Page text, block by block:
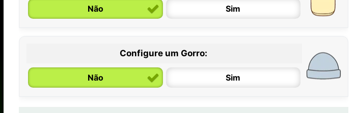
Não Sim
Configure um Gorro:
Não Sim